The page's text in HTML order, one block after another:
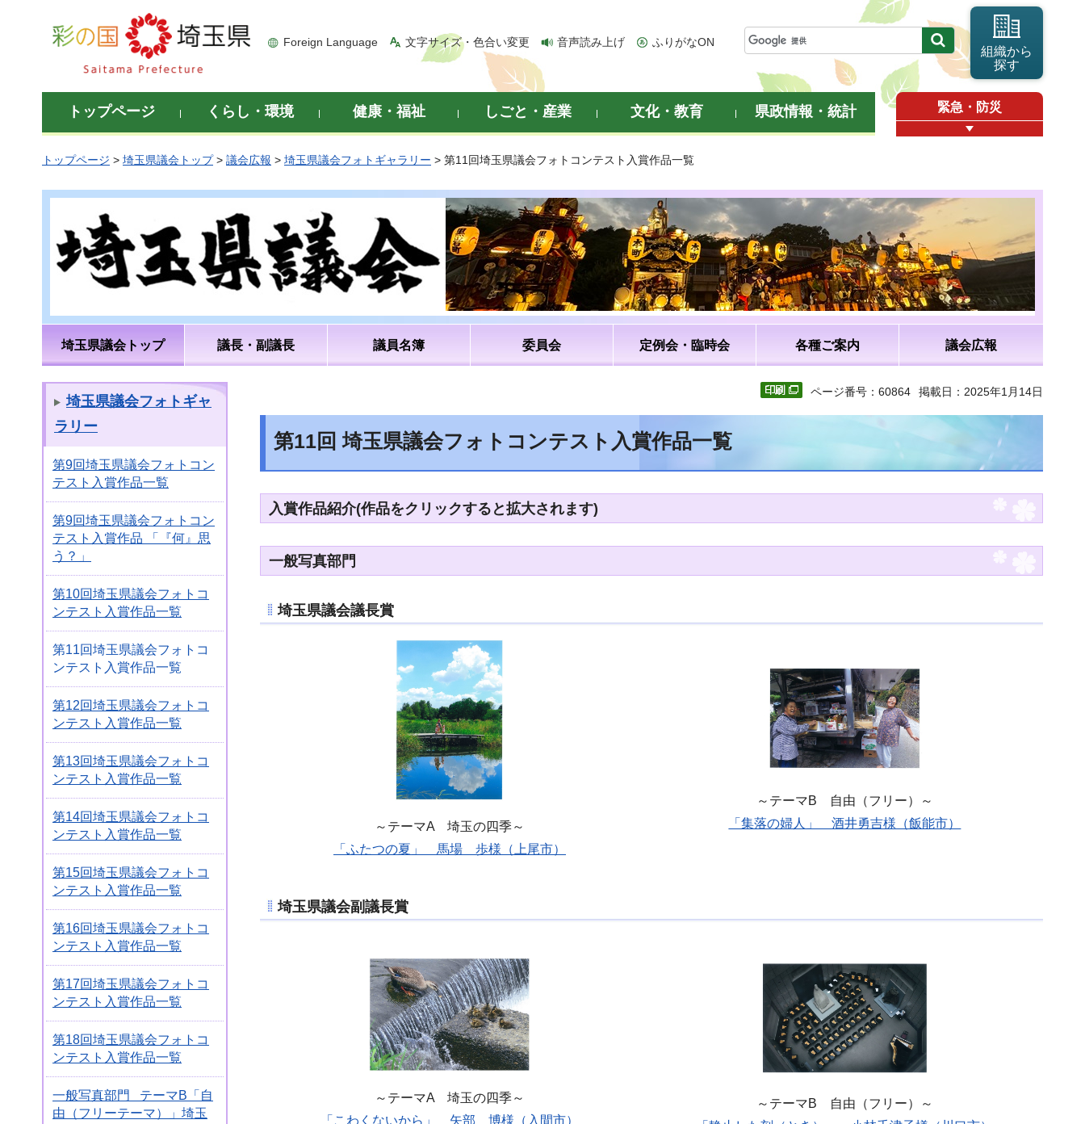
彩の国 埼玉県
Foreign Language 文字サイズ・色合い変更 音声読み上げ ふりがなON
組織から
探す
トップページ くらし・環境 健康・福祉 しごと・産業 文化・教育 県政情報・統計 緊急・防災
トップページ > 埼玉県議会トップ> 議会広報 > 埼玉県議会フォトギャラリー > 第11回埼玉県議会フォトコンテスト入賞作品一覧
埼玉県議会トップ 議長・副議長 議員名簿 委員会 定例会・臨時会 各種ご案内 議会広報
埼玉県議会フォトギャ
ラリー
第9回埼玉県議会フォトコン
テスト入賞作品一覧
第9回埼玉県議会フォトコン
テスト入賞作品 「『何』思
う？」
第10回埼玉県議会フォトコ
ンテスト入賞作品一覧
第11回埼玉県議会フォトコ
ンテスト入賞作品一覧
第12回埼玉県議会フォトコ
ンテスト入賞作品一覧
第13回埼玉県議会フォトコ
ンテスト入賞作品一覧
第14回埼玉県議会フォトコ
ンテスト入賞作品一覧
第15回埼玉県議会フォトコ
ンテスト入賞作品一覧
第16回埼玉県議会フォトコ
ンテスト入賞作品一覧
第17回埼玉県議会フォトコ
ンテスト入賞作品一覧
第18回埼玉県議会フォトコ
ンテスト入賞作品一覧
一般写真部門 テーマB「自
由（フリーテーマ）」埼玉
ページ番号：60864 掲載日：2025年1月14日
第11回 埼玉県議会フォトコンテスト入賞作品一覧
入賞作品紹介(作品をクリックすると拡大されます)
一般写真部門
埼玉県議会議長賞
～テーマA 埼玉の四季～
「ふたつの夏」 馬場 歩様（上尾市）
～テーマB 自由（フリー）～
「集落の婦人」 酒井勇吉様（飯能市）
埼玉県議会副議長賞
～テーマA 埼玉の四季～
「こわくないから」 矢部 博様（入間市）
～テーマB 自由（フリー）～